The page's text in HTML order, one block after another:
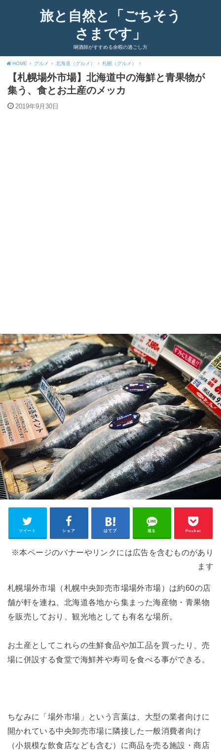
旅と自然と「ごちそう
さまです」
唎酒師がすすめる余暇の過ごし方
HOME グルメ 北海道（グルメ） 札幌（グルメ）
【札幌場外市場】北海道中の海鮮と青果物が
集う、食とお土産のメッカ
2019年9月30日
ツイート シェア はてブ 送る Pocket
※本ページのバナーやリンクには広告を含むものがあり
ます
札幌場外市場（札幌中央卸売市場場外市場）は約60の店
舗が軒を連ね、北海道各地から集まった海産物・青果物
を販売しており、観光地としても有名な場所。
お土産としてこれらの生鮮食品や加工品を買ったり、売
場に併設する食堂で海鮮丼や寿司を食べる事ができる。
ちなみに「場外市場」という言葉は、大型の業者向けに
開かれている中央卸売市場に隣接した一般消費者向け
（小規模な飲食店なども含む）に商品を売る施設・商店